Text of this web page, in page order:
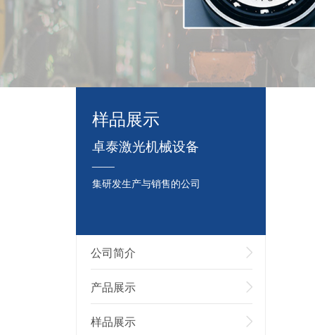
样品展示
卓泰激光机械设备
集研发生产与销售的公司
公司简介
产品展示
样品展示